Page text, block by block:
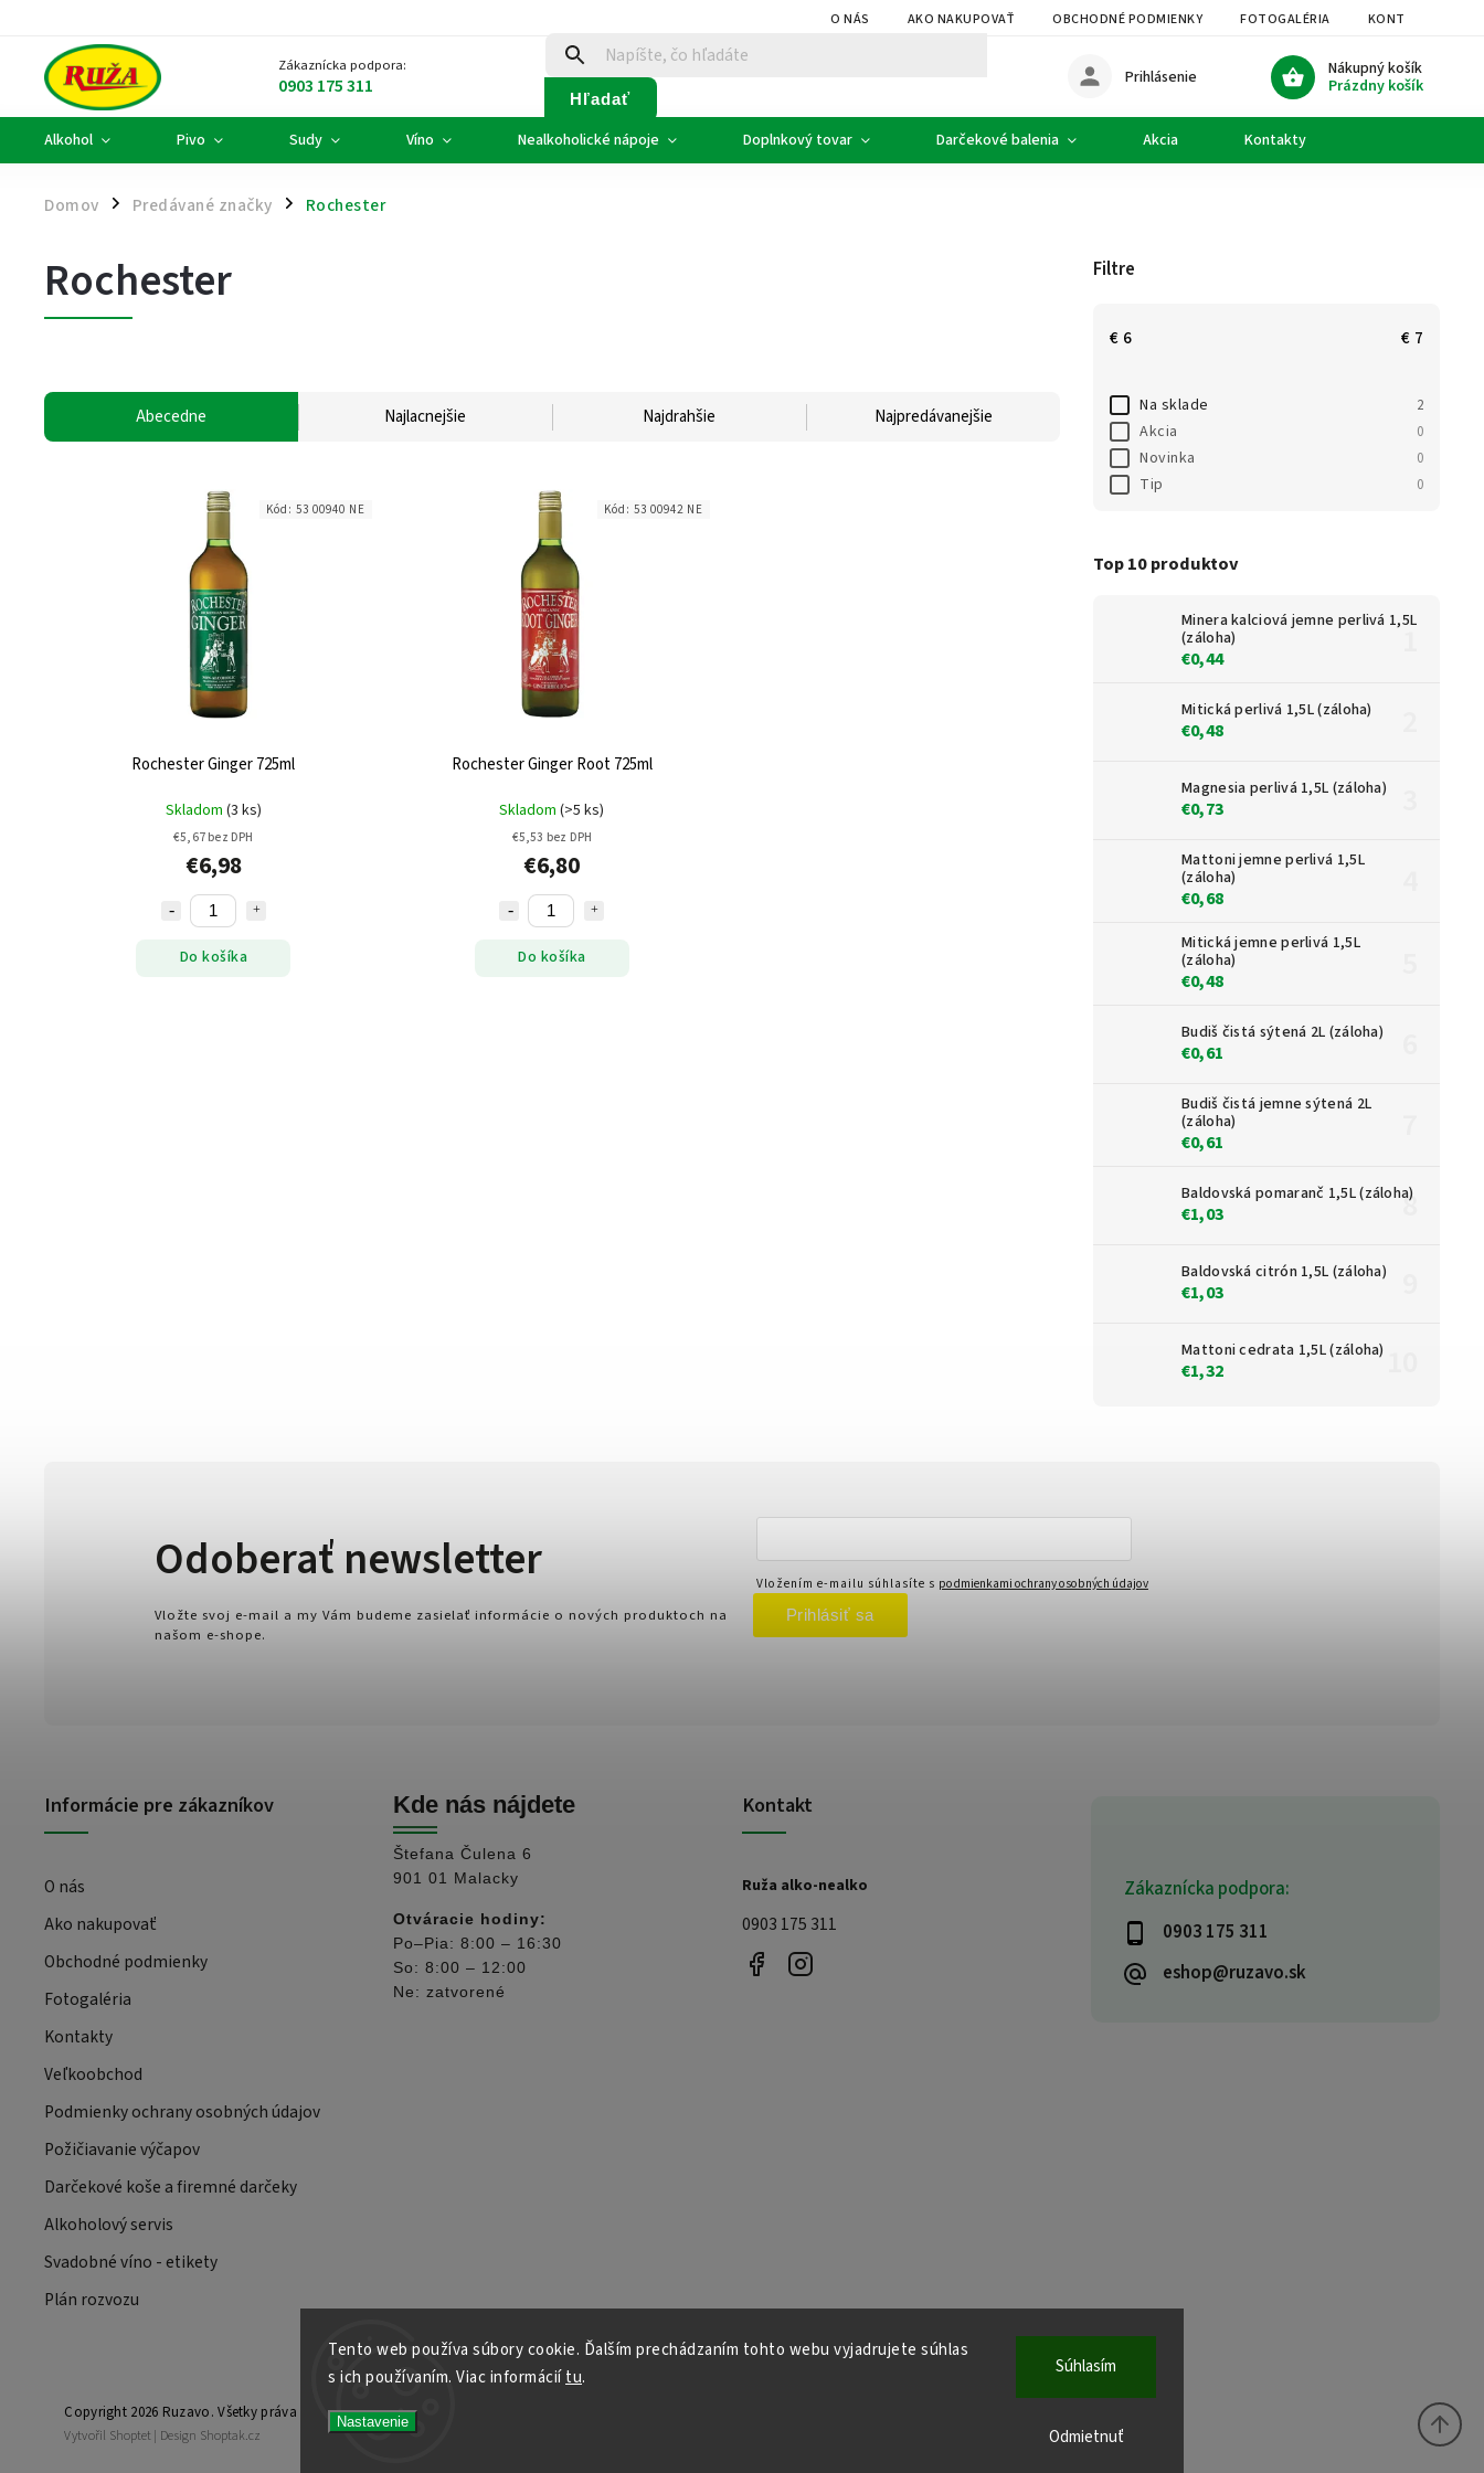
Tento web používa súbory cookie. Ďalším prechádzaním tohto webu vyjadrujete súhlas
s ich používaním. Viac informáciítu.
Nastavenie
Odmietnuť
Súhlasím
O NÁS AKO NAKUPOVAŤ OBCHODNÉ PODMIENKY FOTOGALÉRIA KONTAKTY
Zákaznícka podpora:
0903 175 311 Hľadať
Nákupný košík
Prázdny košík
Prihlásenie
Alkohol Pivo Sudy Víno Nealkoholické nápoje Doplnkový tovar Darčekové balenia Akcia Kontakty
Domov / Predávané značky / Rochester
Filtre
€ 6 € 7
Na sklade 2
Akcia 0
Novinka 0
Tip 0
Top 10 produktov
Minera kalciová jemne perlivá 1,5L
(záloha)
€0,44
Mitická perlivá 1,5L (záloha)
€0,48
Magnesia perlivá 1,5L (záloha)
€0,73
Mattoni jemne perlivá 1,5L
(záloha)
€0,68
Mitická jemne perlivá 1,5L
(záloha)
€0,48
Budiš čistá sýtená 2L (záloha)
€0,61
Budiš čistá jemne sýtená 2L
(záloha)
€0,61
Baldovská pomaranč 1,5L (záloha)
€1,03
Baldovská citrón 1,5L (záloha)
€1,03
Mattoni cedrata 1,5L (záloha)
€1,32
Rochester
Abecedne Najlacnejšie Najdrahšie Najpredávanejšie
Rochester Ginger 725ml
Skladom (3 ks)
€5,67 bez DPH
€6,98
Do košíka
Kód: 53 00940 NE
Rochester Ginger Root 725ml
Skladom(>5 ks)
€5,53 bez DPH
€6,80
Do košíka
Kód:53 00942 NE
Zákaznícka podpora:
0903 175 311
eshop@ruzavo.sk
Odoberať newsletter
Vložte svoj e-mail a my Vám budeme zasielať informácie o nových produktoch na
našom e-shope.
Vložením e-mailu súhlasíte s podmienkami ochrany osobných údajov
Prihlásiť sa
Informácie pre zákazníkov
O nás
Ako nakupovať
Obchodné podmienky
Fotogaléria
Kontakty
Veľkoobchod
Podmienky ochrany osobných údajov
Požičiavanie výčapov
Darčekové koše a firemné darčeky
Alkoholový servis
Svadobné víno - etikety
Plán rozvozu
Kde nás nájdete
Štefana Čulena 6
901 01 Malacky
Otváracie hodiny:
Po–Pia: 8:00 – 16:30
So: 8:00 – 12:00
Ne: zatvorené
Kontakt
Ruža alko-nealko
0903 175 311
Copyright 2026 Ruzavo. Všetky práva vyhradené.
Vytvořil Shoptet | Design Shoptak.cz